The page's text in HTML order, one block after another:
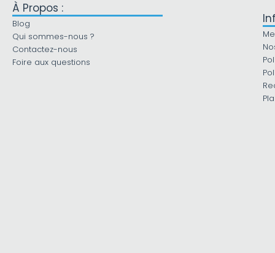
À Propos :
Blog
Qui sommes-nous ?
Contactez-nous
Foire aux questions